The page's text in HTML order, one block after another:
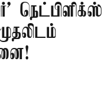
நெட்பிளிக்ஸ்